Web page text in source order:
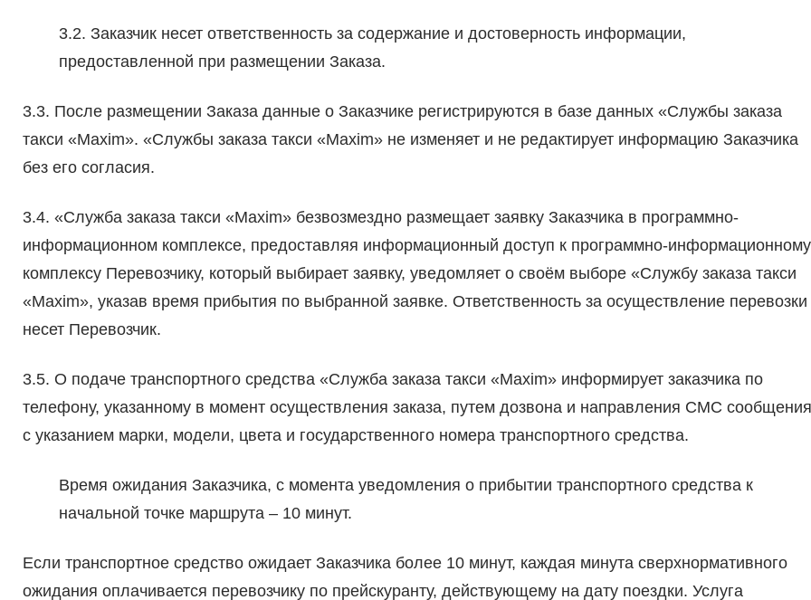
3.2. Заказчик несет ответственность за содержание и достоверность информации,
предоставленной при размещении Заказа.
3.3. После размещении Заказа данные о Заказчике регистрируются в базе данных «Службы заказа
такси «Maxim». «Службы заказа такси «Maxim» не изменяет и не редактирует информацию Заказчика
без его согласия.
3.4. «Служба заказа такси «Maxim» безвозмездно размещает заявку Заказчика в программно-
информационном комплексе, предоставляя информационный доступ к программно-информационному
комплексу Перевозчику, который выбирает заявку, уведомляет о своём выборе «Службу заказа такси
«Maxim», указав время прибытия по выбранной заявке. Ответственность за осуществление перевозки
несет Перевозчик.
3.5. О подаче транспортного средства «Служба заказа такси «Maxim» информирует заказчика по
телефону, указанному в момент осуществления заказа, путем дозвона и направления СМС сообщения
с указанием марки, модели, цвета и государственного номера транспортного средства.
Время ожидания Заказчика, с момента уведомления о прибытии транспортного средства к
начальной точке маршрута – 10 минут.
Если транспортное средство ожидает Заказчика более 10 минут, каждая минута сверхнормативного
ожидания оплачивается перевозчику по прейскуранту, действующему на дату поездки. Услуга